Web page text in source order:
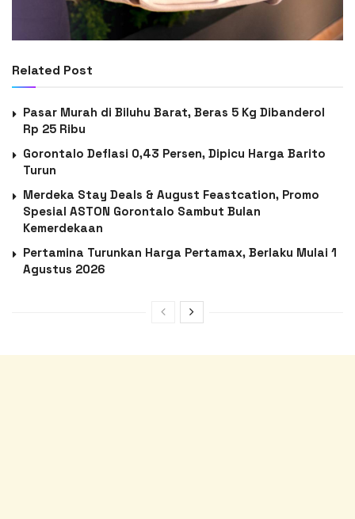
Related Post
Pasar Murah di Biluhu Barat, Beras 5 Kg Dibanderol
Rp 25 Ribu
Gorontalo Deflasi 0,43 Persen, Dipicu Harga Barito
Turun
Merdeka Stay Deals & August Feastcation, Promo
Spesial ASTON Gorontalo Sambut Bulan
Kemerdekaan
Pertamina Turunkan Harga Pertamax, Berlaku Mulai 1
Agustus 2026